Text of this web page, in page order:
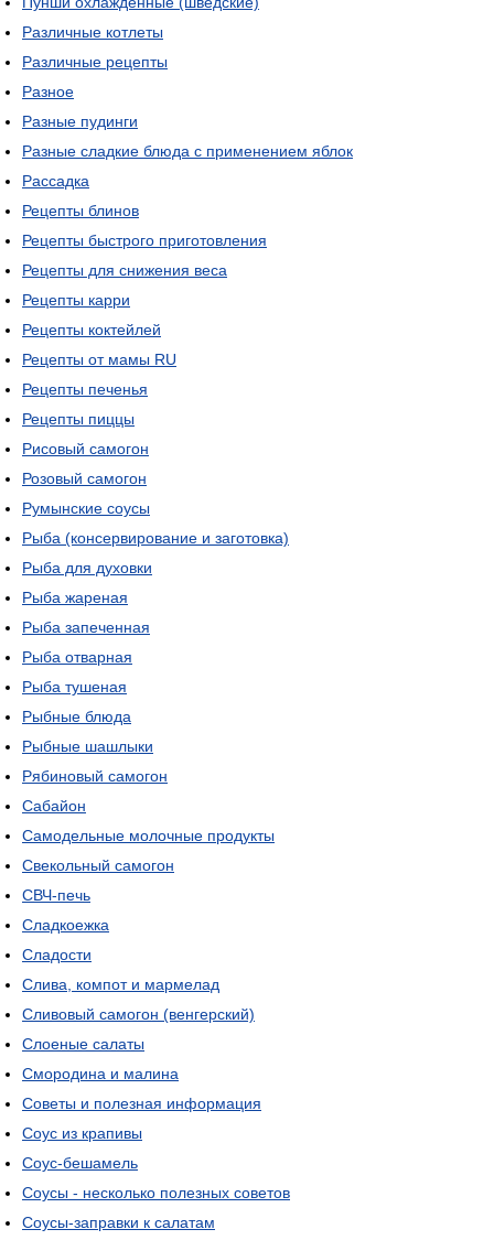
Различные котлеты
Различные рецепты
Разное
Разные пудинги
Разные сладкие блюда с применением яблок
Рассадка
Рецепты блинов
Рецепты быстрого приготовления
Рецепты для снижения веса
Рецепты карри
Рецепты коктейлей
Рецепты от мамы RU
Рецепты печенья
Рецепты пиццы
Рисовый самогон
Розовый самогон
Румынские соусы
Рыба (консервирование и заготовка)
Рыба для духовки
Рыба жареная
Рыба запеченная
Рыба отварная
Рыба тушеная
Рыбные блюда
Рыбные шашлыки
Рябиновый самогон
Сабайон
Самодельные молочные продукты
Свекольный самогон
СВЧ-печь
Сладкоежка
Сладости
Слива, компот и мармелад
Сливовый самогон (венгерский)
Слоеные салаты
Смородина и малина
Советы и полезная информация
Соус из крапивы
Соус-бешамель
Соусы - несколько полезных советов
Соусы-заправки к салатам